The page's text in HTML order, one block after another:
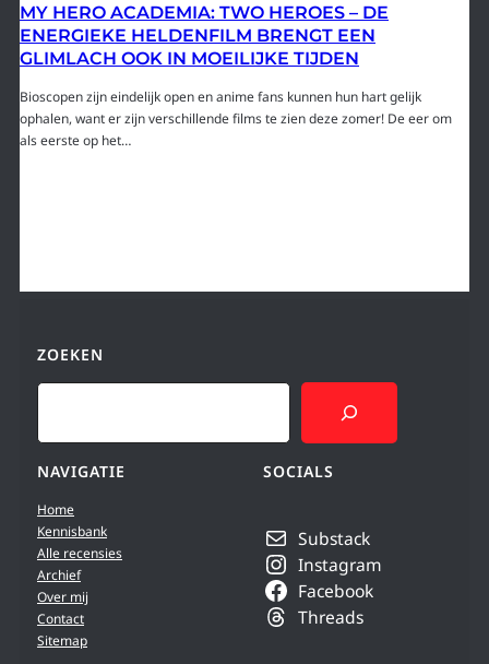
MY HERO ACADEMIA: TWO HEROES – DE
ENERGIEKE HELDENFILM BRENGT EEN
GLIMLACH OOK IN MOEILIJKE TIJDEN
Bioscopen zijn eindelijk open en anime fans kunnen hun hart gelijk
ophalen, want er zijn verschillende films te zien deze zomer! De eer om
als eerste op het…
ZOEKEN
Search
NAVIGATIE
Home
Kennisbank
Alle recensies
Archief
Over mij
Contact
Sitemap
SOCIALS
Substack
Instagram
Facebook
Threads